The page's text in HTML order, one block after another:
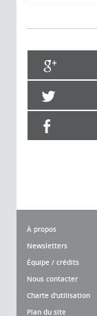
À propos
Newsletters
Équipe / crédits
Nous contacter
Charte d'utilisation
Plan du site